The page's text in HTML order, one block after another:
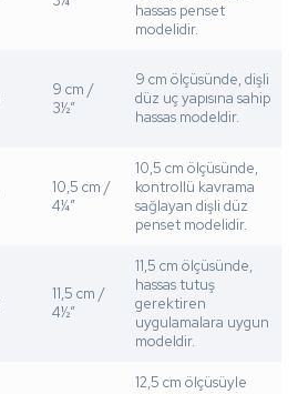
hassas penset
modelidir.
9 cm /
3½”
9 cm ölçüsünde, dişli
düz uç yapısına sahip
hassas modeldir.
10,5 cm /
4¼”
10,5 cm ölçüsünde,
kontrollü kavrama
sağlayan dişli düz
penset modelidir.
11,5 cm /
4½”
11,5 cm ölçüsünde,
hassas tutuş
gerektiren
uygulamalara uygun
modeldir.
12,5 cm ölçüsüyle